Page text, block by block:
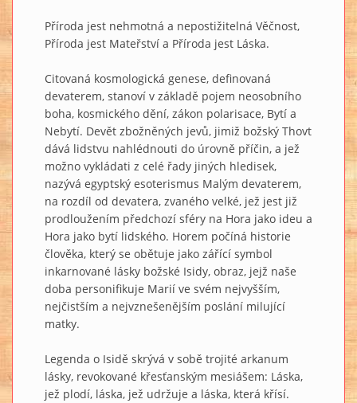
Příroda jest nehmotná a nepostižitelná Věčnost,
Příroda jest Mateřství a Příroda jest Láska.
Citovaná kosmologická genese, definovaná
devaterem, stanoví v základě pojem neosobního
boha, kosmického dění, zákon polarisace, Bytí a
Nebytí. Devět zbožněných jevů, jimiž božský Thovt
dává lidstvu nahlédnouti do úrovně příčin, a jež
možno vykládati z celé řady jiných hledisek,
nazývá egyptský esoterismus Malým devaterem,
na rozdíl od devatera, zvaného velké, jež jest již
prodloužením předchozí sféry na Hora jako ideu a
Hora jako bytí lidského. Horem počíná historie
člověka, který se obětuje jako zářící symbol
inkarnované lásky božské Isidy, obraz, jejž naše
doba personifikuje Marií ve svém nejvyšším,
nejčistším a nejvznešenějším poslání milující
matky.
Legenda o Isidě skrývá v sobě trojité arkanum
lásky, revokované křesťanským mesiášem: Láska,
jež plodí, láska, jež udržuje a láska, která křísí.